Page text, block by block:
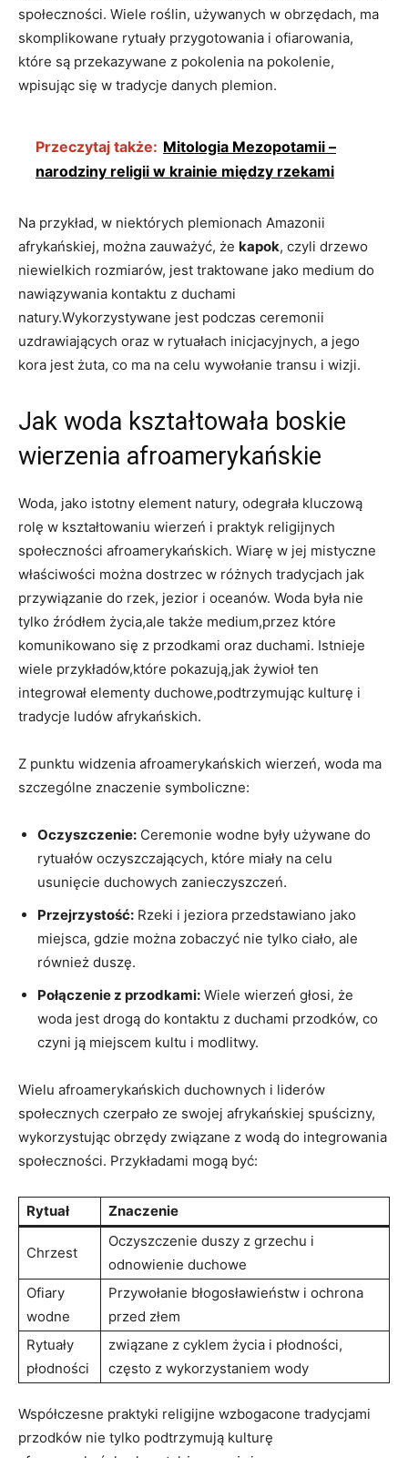
społeczności. Wiele roślin, używanych w obrzędach, ma
skomplikowane rytuały przygotowania i ofiarowania,
które są przekazywane z pokolenia na pokolenie,
wpisując się w tradycje danych plemion.
Przeczytaj także: Mitologia Mezopotamii –
narodziny religii w krainie między rzekami
Na przykład, w niektórych plemionach Amazonii
afrykańskiej, można zauważyć, że kapok, czyli drzewo
niewielkich rozmiarów, jest traktowane jako medium do
nawiązywania kontaktu z duchami
natury.Wykorzystywane jest podczas ceremonii
uzdrawiających oraz w rytuałach inicjacyjnych, a jego
kora jest żuta, co ma na celu wywołanie transu i wizji.
Jak woda kształtowała boskie
wierzenia afroamerykańskie
Woda, jako istotny element natury, odegrała kluczową
rolę w kształtowaniu wierzeń i praktyk religijnych
społeczności afroamerykańskich. Wiarę w jej mistyczne
właściwości można dostrzec w różnych tradycjach jak
przywiązanie do rzek, jezior i oceanów. Woda była nie
tylko źródłem życia,ale także medium,przez które
komunikowano się z przodkami oraz duchami. Istnieje
wiele przykładów,które pokazują,jak żywioł ten
integrował elementy duchowe,podtrzymując kulturę i
tradycje ludów afrykańskich.
Z punktu widzenia afroamerykańskich wierzeń, woda ma
szczególne znaczenie symboliczne:
Oczyszczenie: Ceremonie wodne były używane do
rytuałów oczyszczających, które miały na celu
usunięcie duchowych zanieczyszczeń.
Przejrzystość: Rzeki i jeziora przedstawiano jako
miejsca, gdzie można zobaczyć nie tylko ciało, ale
również duszę.
Połączenie z przodkami: Wiele wierzeń głosi, że
woda jest drogą do kontaktu z duchami przodków, co
czyni ją miejscem kultu i modlitwy.
Wielu afroamerykańskich duchownych i liderów
społecznych czerpało ze swojej afrykańskiej spuścizny,
wykorzystując obrzędy związane z wodą do integrowania
społeczności. Przykładami mogą być:
Rytuał Znaczenie
Chrzest
Oczyszczenie duszy z grzechu i
odnowienie duchowe
Ofiary
wodne
Przywołanie błogosławieństw i ochrona
przed złem
Rytuały
płodności
związane z cyklem życia i płodności,
często z wykorzystaniem wody
Współczesne praktyki religijne wzbogacone tradycjami
przodków nie tylko podtrzymują kulturę